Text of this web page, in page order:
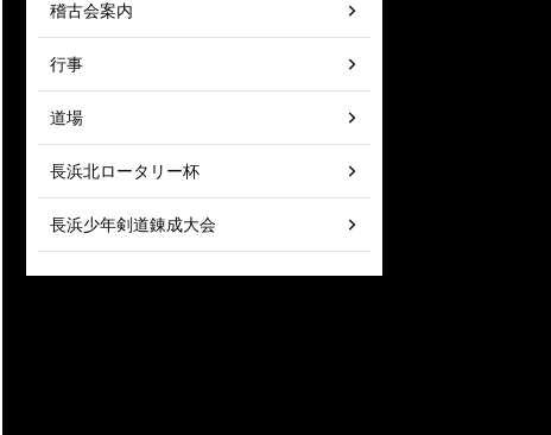
稽古会案内
行事
道場
長浜北ロータリー杯
長浜少年剣道錬成大会